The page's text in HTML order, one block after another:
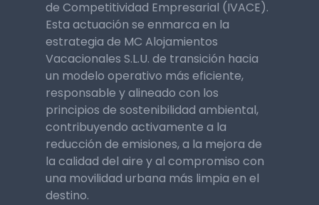
de Competitividad Empresarial (IVACE).
Esta actuación se enmarca en la
estrategia de MC Alojamientos
Vacacionales S.L.U. de transición hacia
un modelo operativo más eficiente,
responsable y alineado con los
principios de sostenibilidad ambiental,
contribuyendo activamente a la
reducción de emisiones, a la mejora de
la calidad del aire y al compromiso con
una movilidad urbana más limpia en el
destino.